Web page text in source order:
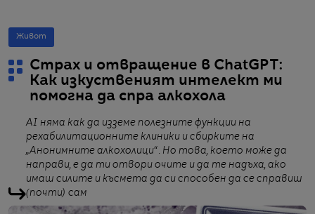
Живот
Страх и отвращение в ChatGPT:
Как изкуственият интелект ми
помогна да спра алкохола
AI няма как да изземе полезните функции на
рехабилитационните клиники и сбирките на
„Анонимните алкохолици“ . Но това, което може да
направи, е да ти отвори очите и да те надъха, ако
имаш силите и късмета да си способен да се справиш
(почти) сам